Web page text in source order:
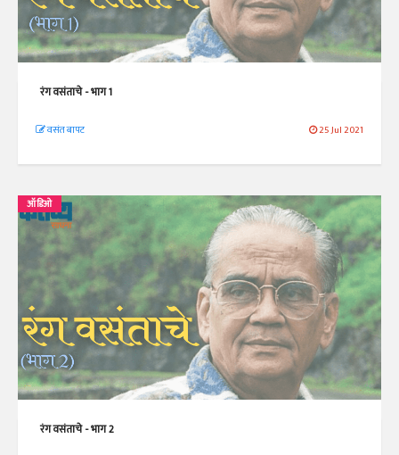
रंग वसंताचे - भाग 1
वसंत बापट 25 Jul 2021
ऑडिओ
रंग वसंताचे - भाग 2